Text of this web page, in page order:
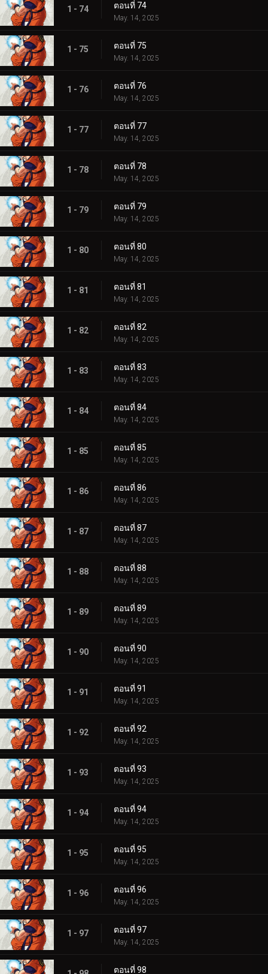
1 - 74 ตอนที่ 74
May. 14, 2025
1 - 75 ตอนที่ 75
May. 14, 2025
1 - 76 ตอนที่ 76
May. 14, 2025
1 - 77 ตอนที่ 77
May. 14, 2025
1 - 78 ตอนที่ 78
May. 14, 2025
1 - 79 ตอนที่ 79
May. 14, 2025
1 - 80 ตอนที่ 80
May. 14, 2025
1 - 81 ตอนที่ 81
May. 14, 2025
1 - 82 ตอนที่ 82
May. 14, 2025
1 - 83 ตอนที่ 83
May. 14, 2025
1 - 84 ตอนที่ 84
May. 14, 2025
1 - 85 ตอนที่ 85
May. 14, 2025
1 - 86 ตอนที่ 86
May. 14, 2025
1 - 87 ตอนที่ 87
May. 14, 2025
1 - 88 ตอนที่ 88
May. 14, 2025
1 - 89 ตอนที่ 89
May. 14, 2025
1 - 90 ตอนที่ 90
May. 14, 2025
1 - 91 ตอนที่ 91
May. 14, 2025
1 - 92 ตอนที่ 92
May. 14, 2025
1 - 93 ตอนที่ 93
May. 14, 2025
1 - 94 ตอนที่ 94
May. 14, 2025
1 - 95 ตอนที่ 95
May. 14, 2025
1 - 96 ตอนที่ 96
May. 14, 2025
1 - 97 ตอนที่ 97
May. 14, 2025
ตอนที่ 98